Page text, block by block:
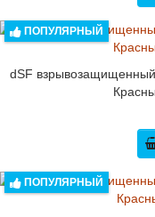
ПОПУЛЯРНЫЙ
dSF взрывозащищенный
ПОПУЛЯРНЫЙ